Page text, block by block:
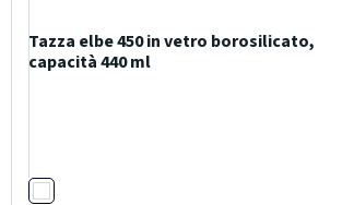
Tazza elbe 450 in vetro borosilicato,
capacità 440 ml